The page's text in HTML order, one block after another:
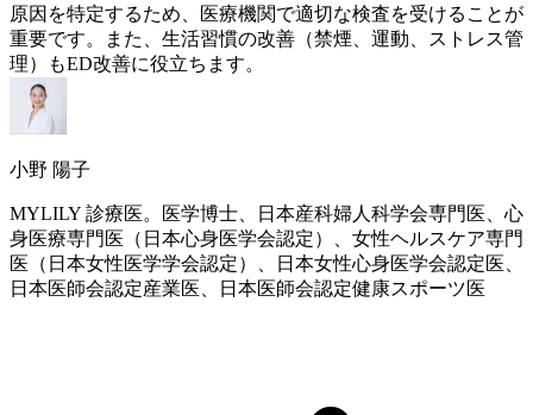
原因を特定するため、医療機関で適切な検査を受けることが
重要です。また、生活習慣の改善（禁煙、運動、ストレス管
理）もED改善に役立ちます。
小野 陽子
MYLILY 診療医。医学博士、日本産科婦人科学会専門医、心
身医療専門医（日本心身医学会認定）、女性ヘルスケア専門
医（日本女性医学学会認定）、日本女性心身医学会認定医、
日本医師会認定産業医、日本医師会認定健康スポーツ医